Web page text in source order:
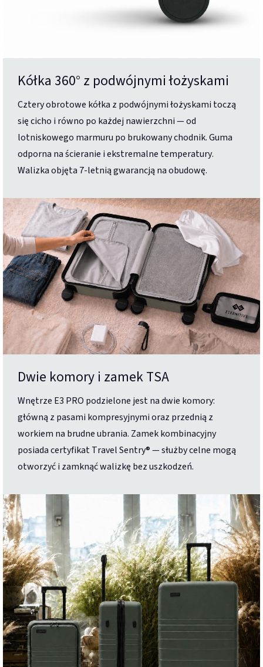
Kółka 360° z podwójnymi łożyskami
Cztery obrotowe kółka z podwójnymi łożyskami toczą
się cicho i równo po każdej nawierzchni — od
lotniskowego marmuru po brukowany chodnik. Guma
odporna na ścieranie i ekstremalne temperatury.
Walizka objęta 7-letnią gwarancją na obudowę.
Dwie komory i zamek TSA
Wnętrze E3 PRO podzielone jest na dwie komory:
główną z pasami kompresyjnymi oraz przednią z
workiem na brudne ubrania. Zamek kombinacyjny
posiada certyfikat Travel Sentry® — służby celne mogą
otworzyć i zamknąć walizkę bez uszkodzeń.